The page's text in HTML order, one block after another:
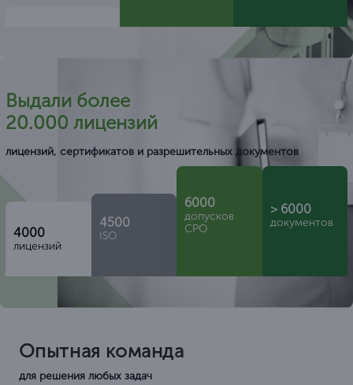
Выдали более
20.000 лицензий
лицензий, сертификатов и разрешительных документов
4000
лицензий
4500
ISO
6000
допусков
СРО
> 6000
документов
Опытная команда
для решения любых задач